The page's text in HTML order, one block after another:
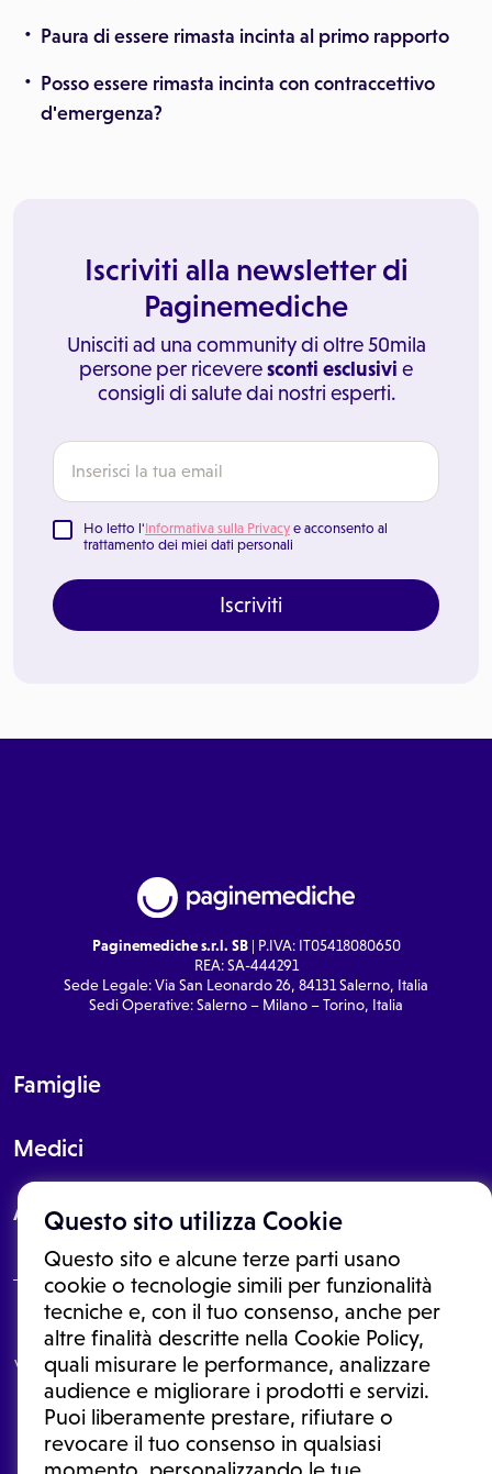
Questo sito utilizza Cookie
Questo sito e alcune terze parti usano
cookie o tecnologie simili per funzionalità
tecniche e, con il tuo consenso, anche per
altre finalità descritte nella Cookie Policy,
quali misurare le performance, analizzare
audience e migliorare i prodotti e servizi.
Puoi liberamente prestare, rifiutare o
revocare il tuo consenso in qualsiasi
Paura di essere rimasta incinta al primo rapporto
Posso essere rimasta incinta con contraccettivo
d'emergenza?
Iscriviti alla newsletter di
Paginemediche
Unisciti ad una community di oltre 50mila
persone per riceveresconti esclusivi e
consigli di salute dai nostri esperti.
Ho letto l'Informativa sulla Privacy e acconsento al
trattamento dei miei dati personali
Iscriviti
Paginemediche s.r.l. SB| P.IVA: IT05418080650
REA: SA-444291
Sede Legale: Via San Leonardo 26, 84131 Salerno, Italia
Sedi Operative: Salerno – Milano – Torino, Italia
Famiglie
Medici
About
Le informazioni proposte in questo sito non sono un consulto medico.
In nessun caso, queste informazioni sostituiscono un consulto, una
visita o una diagnosi formulata dal medico. Non si devono considerare
le informazioni disponibili come suggerimenti per la formulazione di
una diagnosi, la determinazione di un trattamento o l'assunzione o
sospensione di un farmaco senza prima consultare un medico di
medicina generale o uno specialista.